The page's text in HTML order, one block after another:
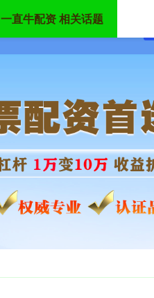
一直牛配资 相关话题